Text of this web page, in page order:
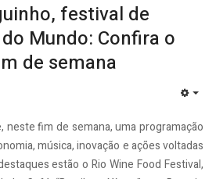
festival de
Mundo: Confira o
de semana
fim de semana, uma programação
música, inovação e ações voltadas
estão o Rio Wine Food Festival,